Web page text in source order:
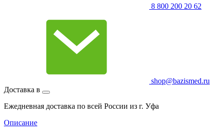
8 800 200 20 62
shop@bazismed.ru
Доставка в
Ежедневная доставка по всей России из г. Уфа
Описание